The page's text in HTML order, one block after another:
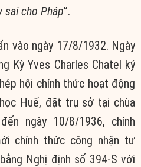
cho Pháp”.
vào ngày 17/8/1932. Ngày
Kỳ Yves Charles Chatel ký
hội chính thức hoạt động
Huế, đặt trụ sở tại chùa
ngày 10/8/1936, chính
chính thức công nhận tư
Nghị định số 394-S với